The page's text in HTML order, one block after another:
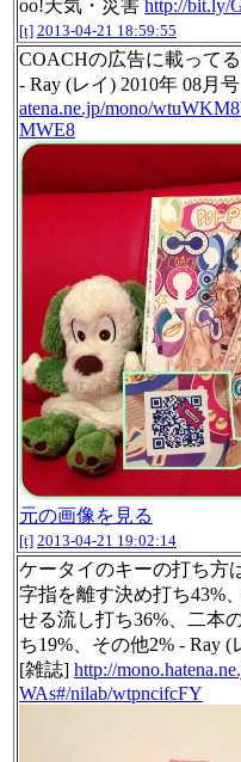
oo!天気・災害 http://bit.ly/
[t] 2013-04-21 18:59:55
COACHの広告に載って
- Ray (レイ) 2010年 08月
atena.ne.jp/mono/
MWE8
元の画像を見る
[t] 2013-04-21 19:02:14
ケータイのキーの打ち方
字指を離す決め打ち43%
せる流し打ち36%、二本
ち19%、その他2% - Ray (
[雑誌] http://
WAs#/nilab/wtpncifcFY